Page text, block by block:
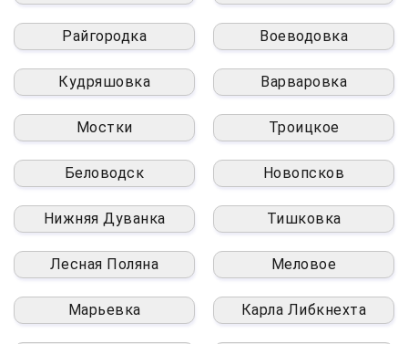
Райгородка Воеводовка
Кудряшовка Варваровка
Мостки Троицкое
Беловодск Новопсков
Нижняя Дуванка Тишковка
Лесная Поляна Меловое
Марьевка Карла Либкнехта